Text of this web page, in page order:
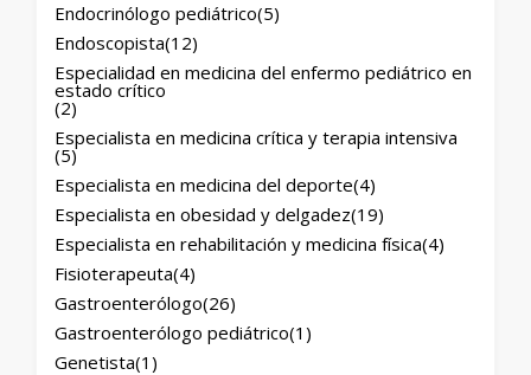
Endocrinólogo pediátrico(5)
Endoscopista(12)
Especialidad en medicina del enfermo pediátrico en
estado crítico
(2)
Especialista en medicina crítica y terapia intensiva
(5)
Especialista en medicina del deporte(4)
Especialista en obesidad y delgadez(19)
Especialista en rehabilitación y medicina física(4)
Fisioterapeuta(4)
Gastroenterólogo(26)
Gastroenterólogo pediátrico(1)
Genetista(1)